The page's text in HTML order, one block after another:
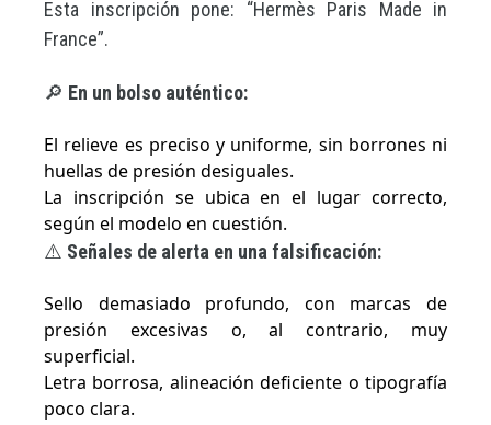
Esta inscripción pone: “Hermès Paris Made in
France”.
🔎 En un bolso auténtico:
El relieve es preciso y uniforme, sin borrones ni
huellas de presión desiguales.
La inscripción se ubica en el lugar correcto,
según el modelo en cuestión.
⚠️ Señales de alerta en una falsificación:
Sello demasiado profundo, con marcas de
presión excesivas o, al contrario, muy
superficial.
Letra borrosa, alineación deficiente o tipografía
poco clara.